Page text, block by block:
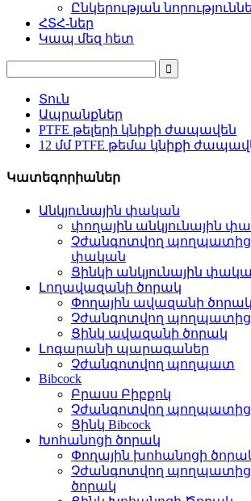
Ընկերության
ՀՏՀ-ներ
Կապ մեզ հետ
Տուն
Ապրանքներ
PTFE թելերի կնիքի ժապավեն
12 մմ PTFE թեմա կնիքի
Կատեգորիաներ
Անկյունային փական
փողային անկյունային
Չժանգոտվող պողպատից
փական
Ցինկի անկյունային
Լողավազանի ծորակ
Փողային ավազանի ծորակ
Չժանգոտվող
Ցինկ ավազանի ծորակ
Լոգարանի պարագաներ
Չժանգոտվող պողպատ
Bibcock
Բրասս Բիբքոկ
Չժանգոտվող պողպատից
Ցինկ Bibcock
Խոհանոցի ծորակ
Փողային խոհանոցի
Չժանգոտվող
ծորակ